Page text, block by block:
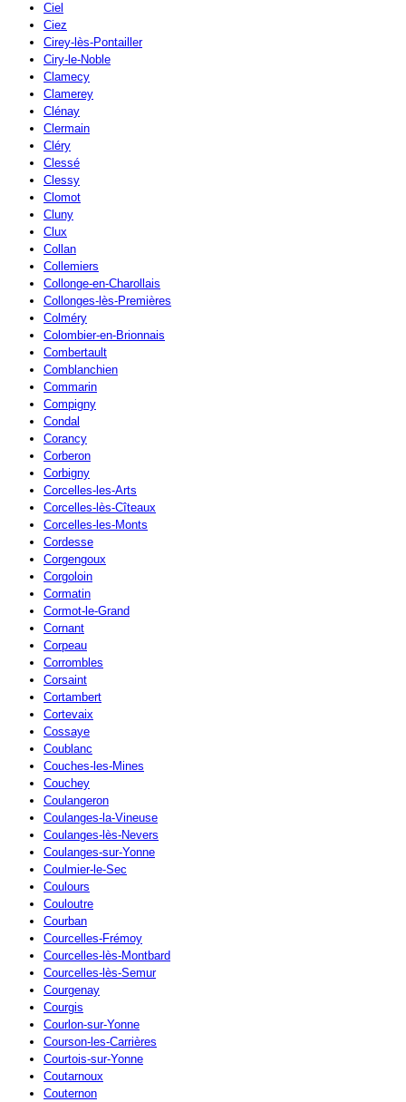
Ciel
Ciez
Cirey-lès-Pontailler
Ciry-le-Noble
Clamecy
Clamerey
Clénay
Clermain
Cléry
Clessé
Clessy
Clomot
Cluny
Clux
Collan
Collemiers
Collonge-en-Charollais
Collonges-lès-Premières
Colméry
Colombier-en-Brionnais
Combertault
Comblanchien
Commarin
Compigny
Condal
Corancy
Corberon
Corbigny
Corcelles-les-Arts
Corcelles-lès-Cîteaux
Corcelles-les-Monts
Cordesse
Corgengoux
Corgoloin
Cormatin
Cormot-le-Grand
Cornant
Corpeau
Corrombles
Corsaint
Cortambert
Cortevaix
Cossaye
Coublanc
Couches-les-Mines
Couchey
Coulangeron
Coulanges-la-Vineuse
Coulanges-lès-Nevers
Coulanges-sur-Yonne
Coulmier-le-Sec
Coulours
Couloutre
Courban
Courcelles-Frémoy
Courcelles-lès-Montbard
Courcelles-lès-Semur
Courgenay
Courgis
Courlon-sur-Yonne
Courson-les-Carrières
Courtois-sur-Yonne
Coutarnoux
Couternon